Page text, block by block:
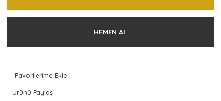
HEMEN AL
Ürünü Paylaş